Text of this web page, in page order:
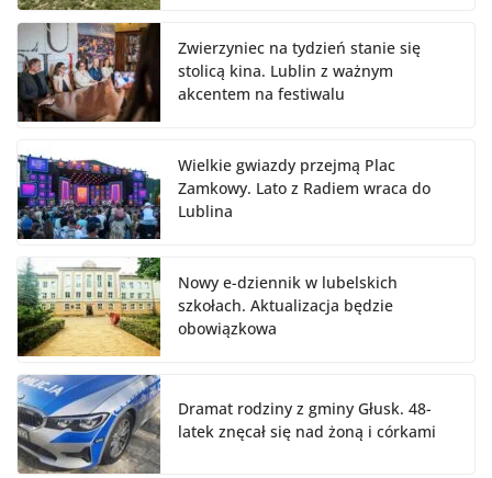
Zwierzyniec na tydzień stanie się
stolicą kina. Lublin z ważnym
akcentem na festiwalu
Wielkie gwiazdy przejmą Plac
Zamkowy. Lato z Radiem wraca do
Lublina
Nowy e-dziennik w lubelskich
szkołach. Aktualizacja będzie
obowiązkowa
Dramat rodziny z gminy Głusk. 48-
latek znęcał się nad żoną i córkami